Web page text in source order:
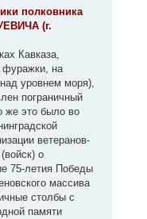
полковника
(г.
Кавказа,
фуражки, на
уровнем моря),
пограничный
же это было во
ветеранов-
о
75-летия Победы
массива
столбы с
памяти